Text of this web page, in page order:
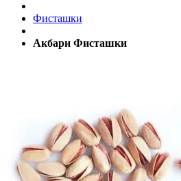
Фисташки
Акбари Фисташки